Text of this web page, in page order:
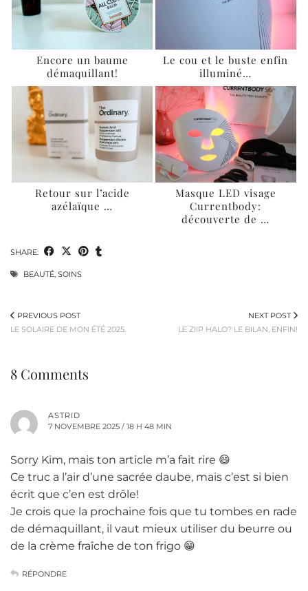
Encore un baume
démaquillant!
Le cou et le buste enfin
illuminé…
Retour sur l’acide
azélaïque …
Masque LED visage
Currentbody:
découverte de …
SHARE:
BEAUTÉ SOINS
PREVIOUS POST
LE SOLAIRE DE MON ÉTÉ 2025.
NEXT POST
LE ZIIP HALO? LE BILAN, ENFIN!
8 Comments
ASTRID
7 NOVEMBRE 2025 / 18 H 48 MIN
Sorry Kim, mais ton article m’a fait rire 😄
Ce truc a l’air d’une sacrée daube, mais c’est si bien
écrit que c’en est drôle!
Je crois que la prochaine fois que tu tombes en rade
de démaquillant, il vaut mieux utiliser du beurre ou
de la crème fraîche de ton frigo 😁
RÉPONDRE